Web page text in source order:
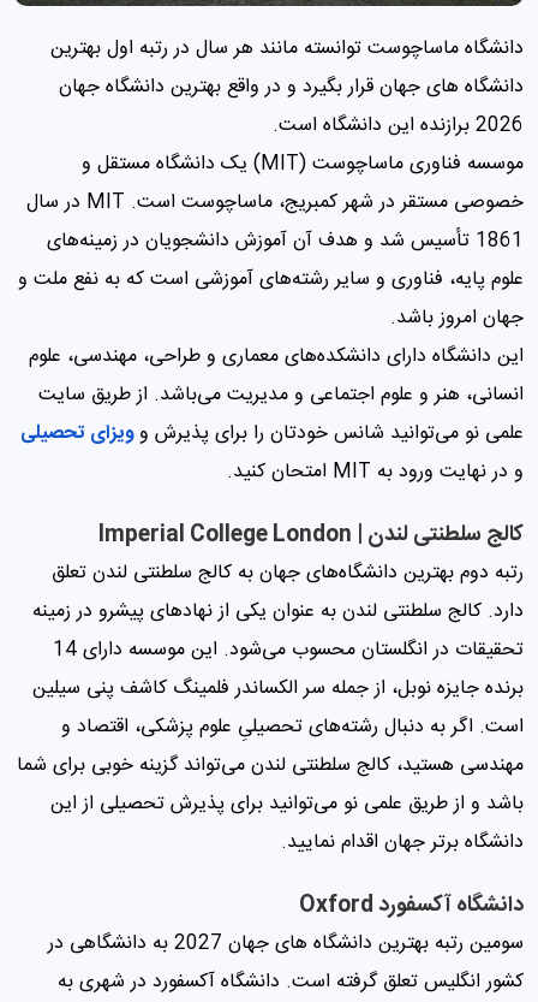
دانشگاه ماساچوست توانسته مانند هر سال در رتبه اول بهترین
دانشگاه های جهان قرار بگیرد و در واقع بهترین دانشگاه جهان
2026 برازنده این دانشگاه است.
موسسه فناوری ماساچوست (MIT) یک دانشگاه مستقل و
خصوصی مستقر در شهر کمبریج، ماساچوست است. MIT در سال
1861 تأسیس شد و هدف آن آموزش دانشجویان در زمینه‌های
علوم پایه، فناوری و سایر رشته‌های آموزشی است که به نفع ملت و
جهان امروز باشد.
این دانشگاه دارای دانشکده‌های معماری و طراحی، مهندسی، علوم
انسانی، هنر و علوم اجتماعی و مدیریت ‌می‌باشد. از طریق سایت
علمی نو می‌توانید شانس خودتان را برای پذیرش وویزای تحصیلی
و در نهایت ورود به MIT امتحان کنید.
کالج سلطنتی لندن | Imperial College London
رتبه دوم بهترین دانشگاه‌های جهان به کالج سلطنتی لندن تعلق
دارد. کالج سلطنتی لندن به عنوان یکی از نهادهای پیشرو در زمینه
تحقیقات در انگلستان محسوب ‌می‌شود. این موسسه دارای 14
برنده جایزه نوبل، از جمله سر الکساندر فلمینگ کاشف پنی سیلین
است. اگر به دنبال رشته‌های تحصیلیِ علوم پزشکی، اقتصاد و
مهندسی هستید، کالج سلطنتی لندن می‌تواند گزینه خوبی برای شما
باشد و از طریق علمی نو می‌توانید برای پذیرش تحصیلی از این
دانشگاه برتر جهان اقدام نمایید.
دانشگاه آکسفورد Oxford
سومین رتبه بهترین دانشگاه های جهان 2027 به دانشگاهی در
کشور انگلیس تعلق گرفته است. دانشگاه آکسفورد در شهری به